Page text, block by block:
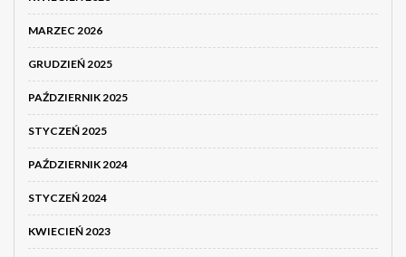
MARZEC 2026
GRUDZIEŃ 2025
PAŹDZIERNIK 2025
STYCZEŃ 2025
PAŹDZIERNIK 2024
STYCZEŃ 2024
KWIECIEŃ 2023